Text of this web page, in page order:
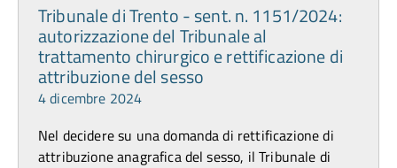
Tribunale di Trento - sent. n. 1151/2024:
autorizzazione del Tribunale al
trattamento chirurgico e rettificazione di
attribuzione del sesso
4 dicembre 2024
Nel decidere su una domanda di rettificazione di
attribuzione anagrafica del sesso, il Tribunale di